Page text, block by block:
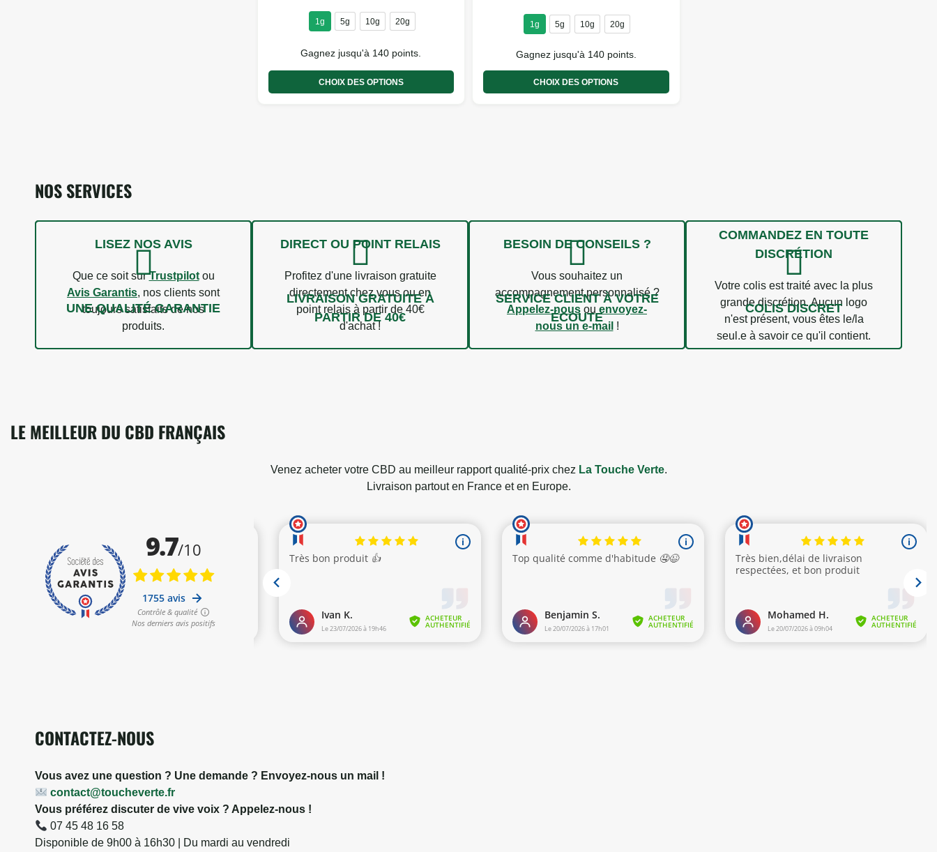
1g 5g 10g 20g
Gagnez jusqu'à 140 points.
CHOIX DES OPTIONS
1g 5g 10g 20g
Gagnez jusqu'à 140 points.
CHOIX DES OPTIONS
NOS SERVICES
UNE QUALITÉ GARANTIE
LISEZ NOS AVIS
Que ce soit surTrustpilotou
Avis Garantis, nos clients sont
toujours satisfaits de nos
produits.
LIVRAISON GRATUITE À
PARTIR DE 40€
DIRECT OU POINT RELAIS
Profitez d'une livraison gratuite
directement chez vous ou en
point relais à partir de 40€
d'achat !
SERVICE CLIENT À VOTRE
ÉCOUTE
BESOIN DE CONSEILS ?
Vous souhaitez un
accompagnement personnalisé ?
Appelez-nous ou envoyez-
nous un e-mail !
COLIS DISCRET
COMMANDEZ EN TOUTE
DISCRÉTION
Votre colis est traité avec la plus
grande discrétion. Aucun logo
n'est présent, vous êtes le/la
seul.e à savoir ce qu'il contient.
LE MEILLEUR DU CBD FRANÇAIS
Venez acheter votre CBD au meilleur rapport qualité-prix chez La Touche Verte.
Livraison partout en France et en Europe.
CONTACTEZ-NOUS
Vous avez une question ? Une demande ? Envoyez-nous un mail !
contact@toucheverte.fr
Vous préférez discuter de vive voix ? Appelez-nous !
07 45 48 16 58
Disponible de 9h00 à 16h30 | Du mardi au vendredi